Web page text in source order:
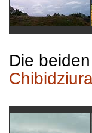
Die